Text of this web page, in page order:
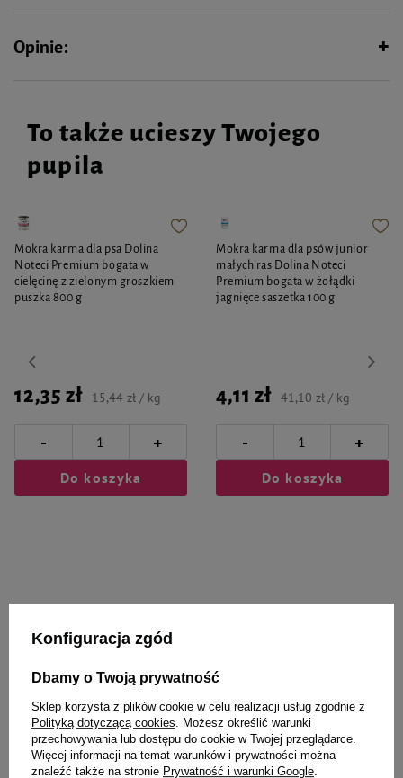
pomocą pasów bezpieczeństwa.
Specyfikacja:
Wymiary:
Zadbaj o wygodę swojego psa i czystość samochodu – wybierz pokrowiec,
który spełni potrzeby Twoje i Twojego pupila!
Opinie:
To także ucieszy Twojego
pupila
Mokra karma dla psa Dolina
Noteci Premium bogata w
cielęcinę z zielonym groszkiem
puszka 800 g
12,35 zł 15,44 zł / kg
- +
Do koszyka
Mokra karma dla psów junior
małych ras Dolina Noteci
Premium bogata w żołądki
jagnięce saszetka 100 g
4,11 zł 41,10 zł / kg
- +
Do koszyka
Ciebie i Twojego czworonoga
Dr Seidel Skin and Coat Oil Olej
wspomagający funkcje skóry dla
psa i kota 250 ml
Milord Przysmak dla psa ciastka
indyk z morelą 80 g
Konfiguracja zgód
Dbamy o Twoją prywatność
Sklep korzysta z plików cookie w celu realizacji usług zgodnie z
Polityką dotyczącą cookies . Możesz określić warunki
przechowywania lub dostępu do cookie w Twojej przeglądarce.
Więcej informacji na temat warunków i prywatności można
znaleźć także na stronie Prywatność i warunki Google